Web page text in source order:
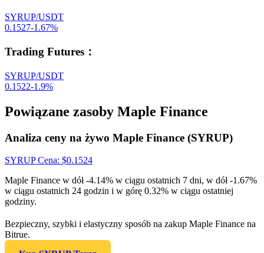
SYRUP/USDT
0.1527-1.67%
Trading Futures ：
SYRUP/USDT
0.1522-1.9%
Powiązane zasoby Maple Finance
Analiza ceny na żywo Maple Finance (SYRUP)
SYRUP Cena: $0.1524
Maple Finance w dół -4.14% w ciągu ostatnich 7 dni, w dół -1.67%
w ciągu ostatnich 24 godzin i w górę 0.32% w ciągu ostatniej
godziny.
Bezpieczny, szybki i elastyczny sposób na zakup Maple Finance na
Bitrue.